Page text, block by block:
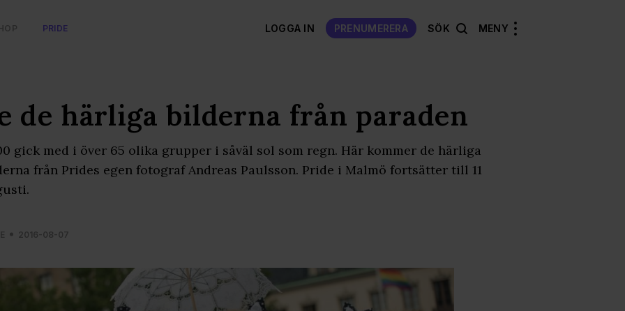
PRIDE LOGGA IN PRENUMERERA SÖK MENY
de härliga bilderna från paraden
gick med i över 65 olika grupper i såväl sol som regn. Här kommer de härliga
från Prides egen fotograf Andreas Paulsson. Pride i Malmö fortsätter till 11
2016-08-07